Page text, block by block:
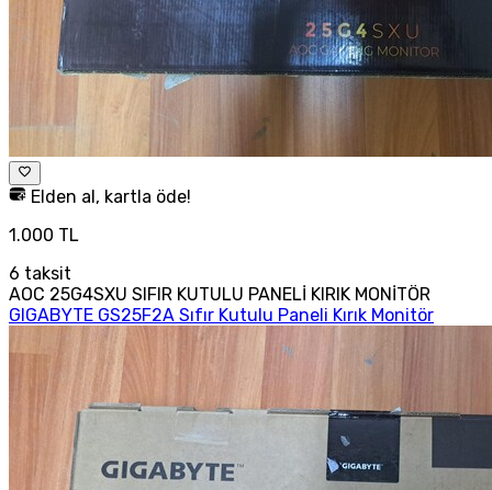
Elden al, kartla öde!
1.000 TL
6 taksit
AOC 25G4SXU SIFIR KUTULU PANELİ KIRIK MONİTÖR
GIGABYTE GS25F2A Sıfır Kutulu Paneli Kırık Monitör